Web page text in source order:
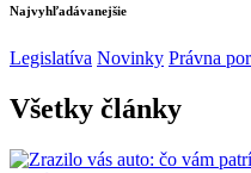
Najvyhľadávanejšie
Legislatíva Novinky Právna
Všetky články